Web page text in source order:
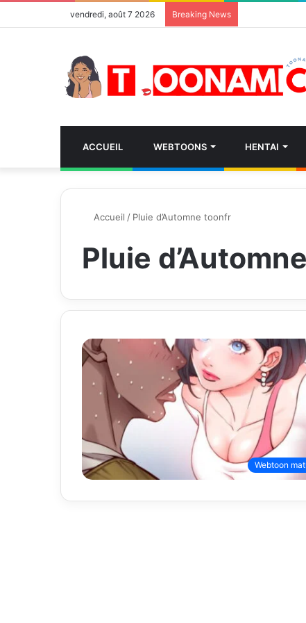
vendredi, août 7 2026 Breaking News
ACCUEIL WEBTOONS HENTAI
Accueil / Pluie d’Automne toonfr
Pluie
Webtoon